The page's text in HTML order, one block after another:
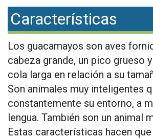
Características
Los guacamayos son aves
cabeza grande, un pico grueso
cola larga en relación a su
Son animales muy inteligentes
constantemente su entorno, a
lengua. También son un animal
Estas características hacen